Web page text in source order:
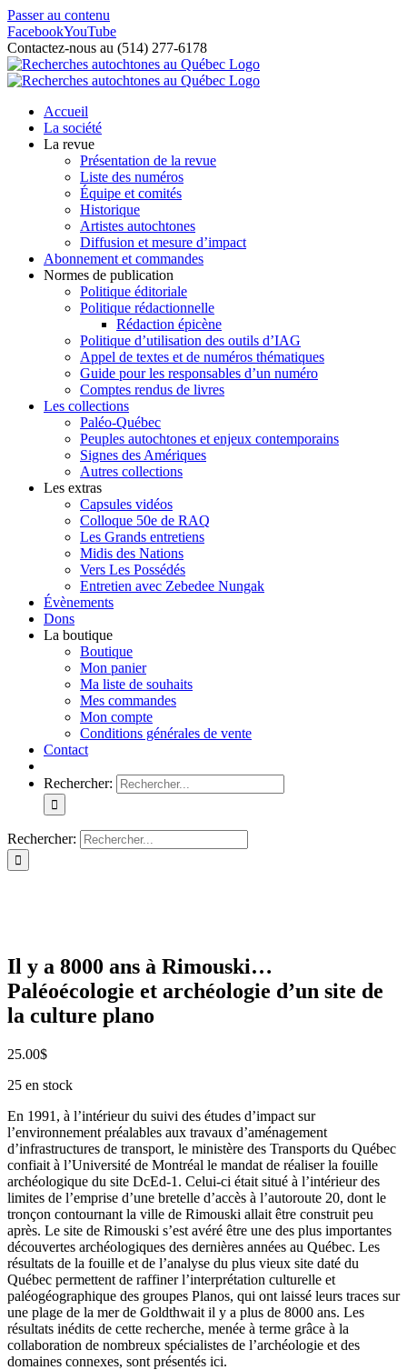
Passer au contenu
FacebookYouTube
Contactez-nous au (514) 277-6178
Accueil
La société
La revue
Présentation de la revue
Liste des numéros
Équipe et comités
Historique
Artistes autochtones
Diffusion et mesure d’impact
Abonnement et commandes
Normes de publication
Politique éditoriale
Politique rédactionnelle
Rédaction épicène
Politique d’utilisation des outils d’IAG
Appel de textes et de numéros thématiques
Guide pour les responsables d’un numéro
Comptes rendus de livres
Les collections
Paléo-Québec
Peuples autochtones et enjeux contemporains
Signes des Amériques
Autres collections
Les extras
Capsules vidéos
Colloque 50e de RAQ
Les Grands entretiens
Midis des Nations
Vers Les Possédés
Entretien avec Zebedee Nungak
Évènements
Dons
La boutique
Boutique
Mon panier
Ma liste de souhaits
Mes commandes
Mon compte
Conditions générales de vente
Contact
Rechercher:
Rechercher:
Il y a 8000 ans à Rimouski…
Paléoécologie et archéologie d’un site de
la culture plano
25.00$
25 en stock
En 1991, à l’intérieur du suivi des études d’impact sur
l’environnement préalables aux travaux d’aménagement
d’infrastructures de transport, le ministère des Transports du Québec
confiait à l’Université de Montréal le mandat de réaliser la fouille
archéologique du site DcEd-1. Celui-ci était situé à l’intérieur des
limites de l’emprise d’une bretelle d’accès à l’autoroute 20, dont le
tronçon contournant la ville de Rimouski allait être construit peu
après. Le site de Rimouski s’est avéré être une des plus importantes
découvertes archéologiques des dernières années au Québec. Les
résultats de la fouille et de l’analyse du plus vieux site daté du
Québec permettent de raffiner l’interprétation culturelle et
paléogéographique des groupes Planos, qui ont laissé leurs traces sur
une plage de la mer de Goldthwait il y a plus de 8000 ans. Les
résultats inédits de cette recherche, menée à terme grâce à la
collaboration de nombreux spécialistes de l’archéologie et des
domaines connexes, sont présentés ici.